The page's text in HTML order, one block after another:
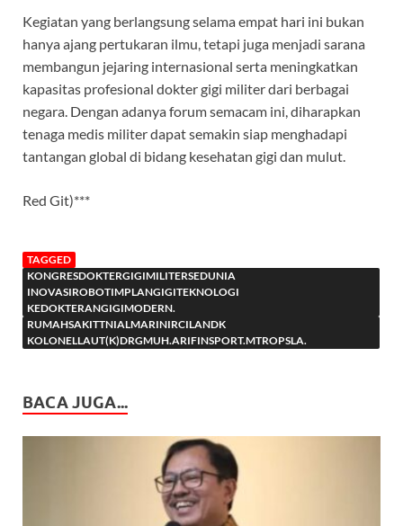
Kegiatan yang berlangsung selama empat hari ini bukan
hanya ajang pertukaran ilmu, tetapi juga menjadi sarana
membangun jejaring internasional serta meningkatkan
kapasitas profesional dokter gigi militer dari berbagai
negara. Dengan adanya forum semacam ini, diharapkan
tenaga medis militer dapat semakin siap menghadapi
tantangan global di bidang kesehatan gigi dan mulut.
Red Git)***
TAGGED
KONGRESDOKTERGIGIMILITERSEDUNIA
INOVASIROBOTIMPLANGIGITEKNOLOGI
KEDOKTERANGIGIMODERN.
RUMAHSAKITTNIALMARINIRCILANDK
KOLONELLAUT(K)DRGMUH.ARIFINSPORT.MTROPSLA.
BACA JUGA...